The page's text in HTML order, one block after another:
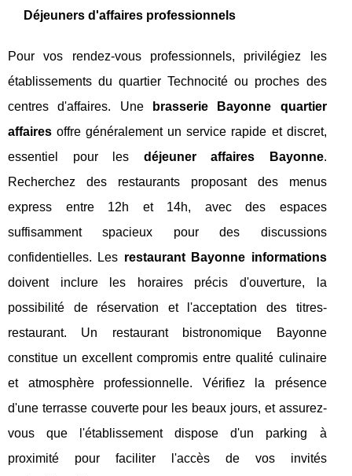
Déjeuners d'affaires professionnels
Pour vos rendez-vous professionnels, privilégiez les
établissements du quartier Technocité ou proches des
centres d'affaires. Une
brasserie Bayonne quartier
affaires offre généralement un service rapide et discret,
essentiel pour les déjeuner affaires Bayonne.
Recherchez des restaurants proposant des menus
express entre 12h et 14h, avec des espaces
suffisamment spacieux pour des discussions
confidentielles. Les restaurant Bayonne informations
doivent inclure les horaires précis d'ouverture, la
possibilité de réservation et l'acceptation des titres-
restaurant. Un restaurant bistronomique Bayonne
constitue un excellent compromis entre qualité culinaire
et atmosphère professionnelle. Vérifiez la présence
d'une terrasse couverte pour les beaux jours, et assurez-
vous que l'établissement dispose d'un parking à
proximité pour faciliter l'accès de vos invités